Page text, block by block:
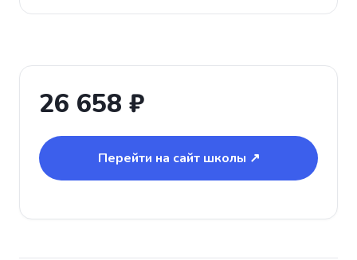
26 658 ₽
Перейти на сайт школы ↗